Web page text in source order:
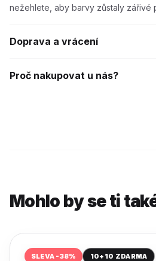
nežehlete, aby barvy zůstaly zářivé
Doprava a vrácení
Proč nakupovat u nás?
Mohlo by se ti
SLEVA -38% 10+10 ZDARMA